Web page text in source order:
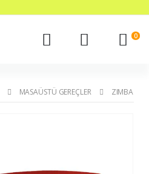
0
MASAÜSTÜ GEREÇLER ZIMBA